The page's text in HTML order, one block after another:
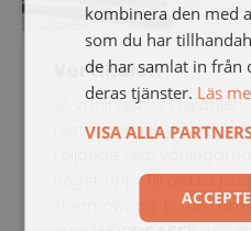
Vertikalen
18-våningshus i Nydalen,
restauranger på
högst upp. Till detta
Thermowood-D furu
kombinera den med
som du har
de har samlat in från
deras tjänster. Läs
VISA ALLA